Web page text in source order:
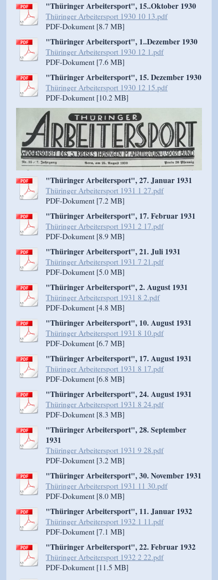
"Thüringer Arbeitersport", 15..Oktober 1930
Thüringer Arbeitersport 1930 10 13.pdf
PDF-Dokument [8.7 MB]
"Thüringer Arbeitersport", 1..Dezember 1930
Thüringer Arbeitersport 1930 12 1.pdf
PDF-Dokument [7.6 MB]
"Thüringer Arbeitersport", 15. Dezember 1930
Thüringer Arbeitersport 1930 12 15.pdf
PDF-Dokument [10.2 MB]
"Thüringer Arbeitersport", 27. Januar 1931
Thüringer Arbeitersport 1931 1 27.pdf
PDF-Dokument [7.2 MB]
"Thüringer Arbeitersport", 17. Februar 1931
Thüringer Arbeitersport 1931 2 17.pdf
PDF-Dokument [8.9 MB]
"Thüringer Arbeitersport", 21. Juli 1931
Thüringer Arbeitersport 1931 7 21.pdf
PDF-Dokument [5.0 MB]
"Thüringer Arbeitersport", 2. August 1931
Thüringer Arbeitersport 1931 8 2.pdf
PDF-Dokument [4.8 MB]
"Thüringer Arbeitersport", 10. August 1931
Thüringer Arbeitersport 1931 8 10.pdf
PDF-Dokument [6.7 MB]
"Thüringer Arbeitersport", 17. August 1931
Thüringer Arbeitersport 1931 8 17.pdf
PDF-Dokument [6.8 MB]
"Thüringer Arbeitersport", 24. August 1931
Thüringer Arbeitersport 1931 8 24.pdf
PDF-Dokument [8.3 MB]
"Thüringer Arbeitersport", 28. September
1931
Thüringer Arbeitersport 1931 9 28.pdf
PDF-Dokument [3.2 MB]
"Thüringer Arbeitersport", 30. November 1931
Thüringer Arbeitersport 1931 11 30.pdf
PDF-Dokument [8.0 MB]
"Thüringer Arbeitersport", 11. Januar 1932
Thüringer Arbeitersport 1932 1 11.pdf
PDF-Dokument [7.1 MB]
"Thüringer Arbeitersport", 22. Februar 1932
Thüringer Arbeitersport 1932 2 22.pdf
PDF-Dokument [11.5 MB]